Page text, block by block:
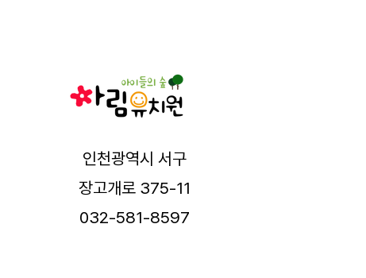
인천광역시 서구
장고개로 375-11
032-581-8597